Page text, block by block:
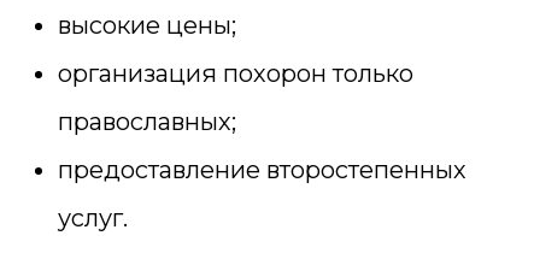
высокие цены;
организация похорон только
православных;
предоставление второстепенных
услуг.